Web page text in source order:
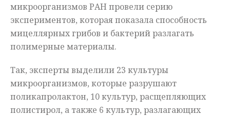
микроорганизмов РАН провели серию
экспериментов, которая показала способность
мицеллярных грибов и бактерий разлагать
полимерные материалы.
Так, эксперты выделили 23 культуры
микроорганизмов, которые разрушают
поликапролактон, 10 культур, расщепляющих
полистирол, а также 6 культур, разлагающих